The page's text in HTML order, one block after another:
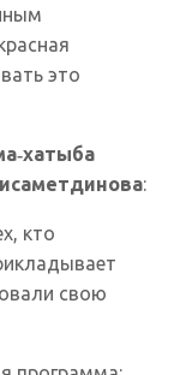
это
:
кто
свою